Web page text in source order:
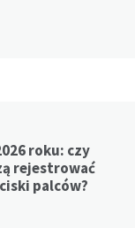
roku: czy
rejestrować
palców?